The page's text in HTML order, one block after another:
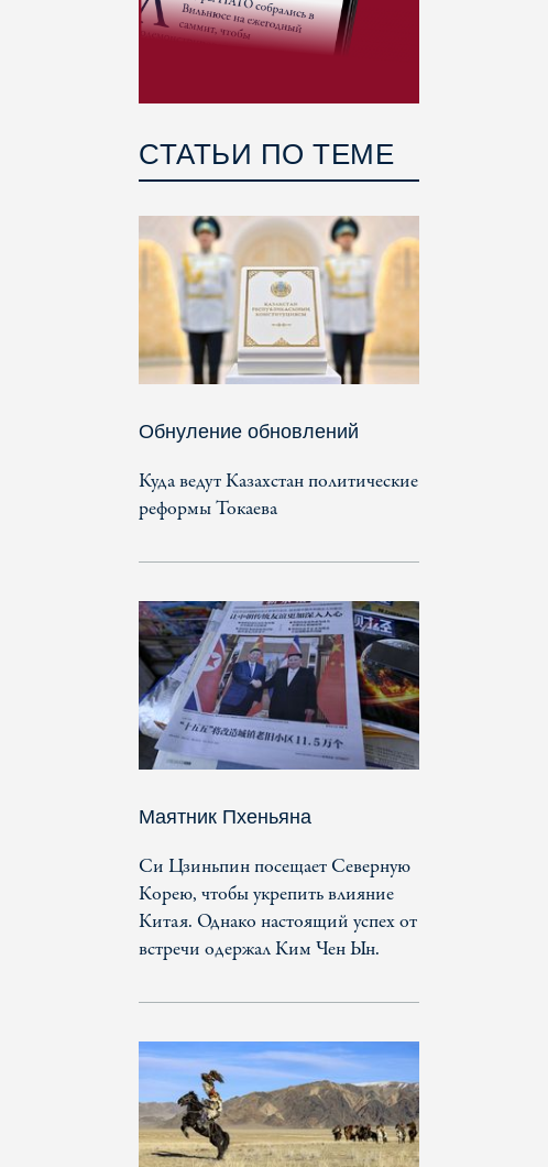
СТАТЬИ ПО ТЕМЕ
Обнуление обновлений
Куда ведут Казахстан политические
реформы Токаева
Маятник Пхеньяна
Си Цзиньпин посещает Северную
Корею, чтобы укрепить влияние
Китая. Однако настоящий успех от
встречи одержал Ким Чен Ын.